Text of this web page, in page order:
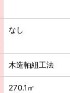
なし
木造軸組工法
270.1㎡